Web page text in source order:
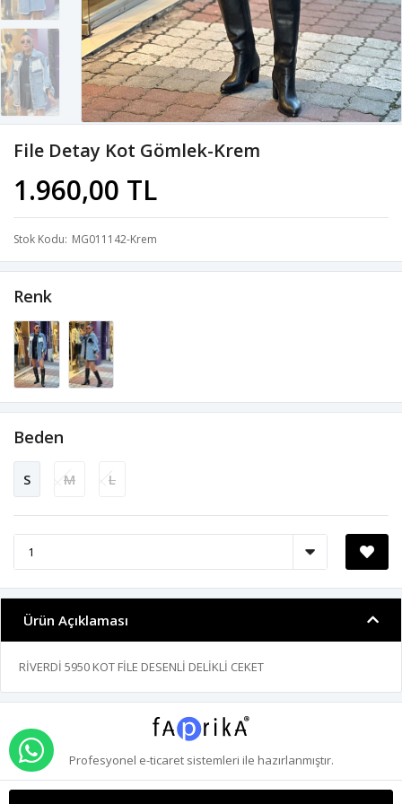
File Detay Kot Gömlek-Krem
1.960,00 TL
Stok Kodu MG011142-Krem
Renk
Beden
S M L
Ürün Açıklaması
RİVERDİ 5950 KOT FİLE DESENLİ DELİKLİ CEKET
Profesyonel e-ticaretsistemleri ile hazırlanmıştır.